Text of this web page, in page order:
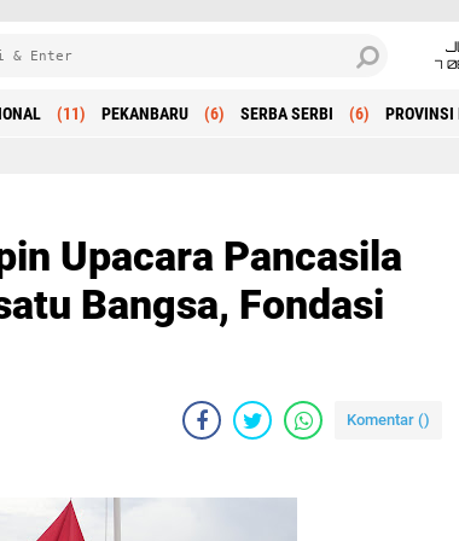
7
(11) PEKANBARU (6) SERBA SERBI (6) PROVINSI
Upacara Pancasila
Bangsa, Fondasi
Komentar ()